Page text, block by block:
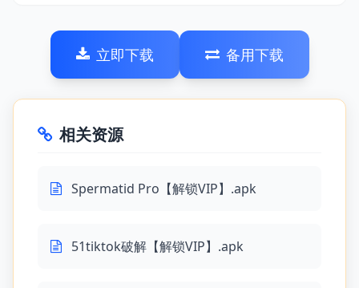
立即下载 备用下载
相关资源
Spermatid Pro【解锁VIP】.apk
51tiktok破解【解锁VIP】.apk